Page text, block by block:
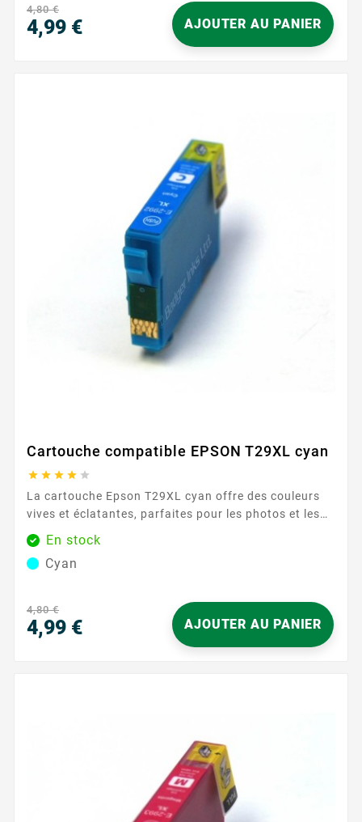
4,80 €
4,99 € AJOUTER AU PANIER
Cartouche compatible EPSON T29XL cyan
    
La cartouche Epson T29XL cyan offre des couleurs
vives et éclatantes, parfaites pour les photos et les
documents colorés. Avec une capacité de 450 pages,
elle assure une utilisation prolongée avec des
résultats de haute qualité. Caractéristiques
En stock
Cyan
4,80 €
4,99 € AJOUTER AU PANIER